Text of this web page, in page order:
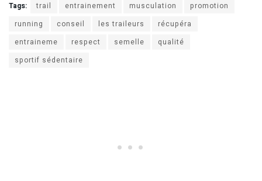
Tags: trail entrainement musculation
promotion
running
conseil les traileurs
récupéra
entraineme
respect semelle
qualité
sportif sédentaire